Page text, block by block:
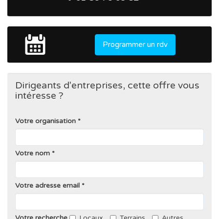
Programmer un rdv
Dirigeants d'entreprises, cette offre vous
intéresse ?
Votre organisation
Votre nom
Votre adresse email